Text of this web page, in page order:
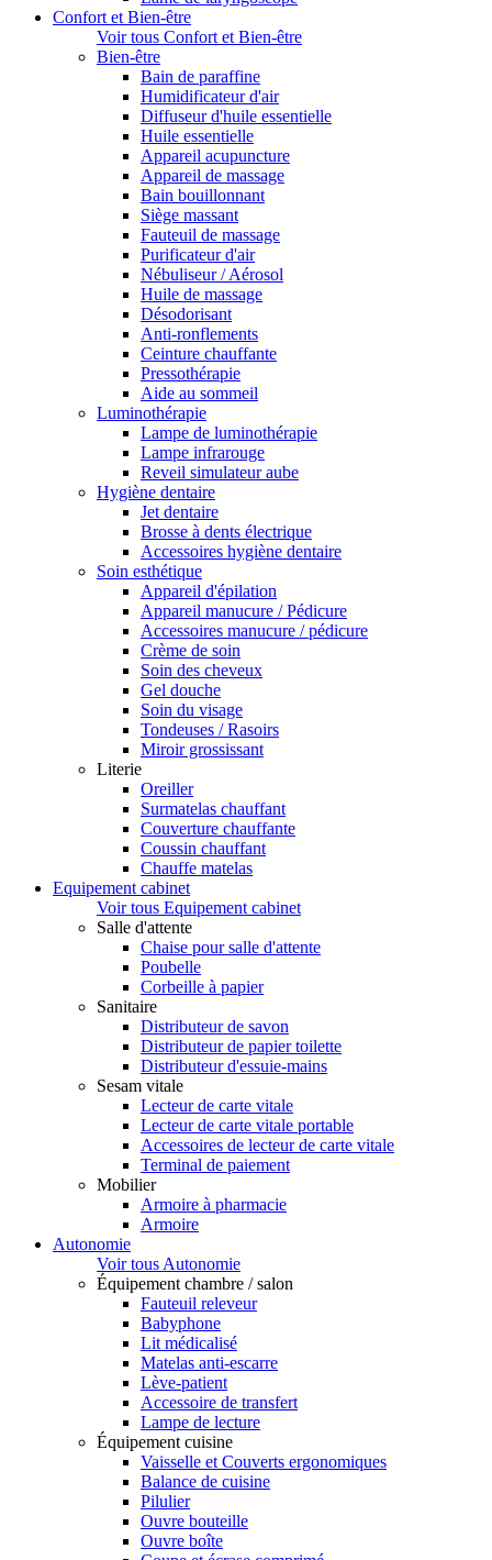
Confort et Bien-être
Voir tous Confort et Bien-être
Bien-être
Bain de paraffine
Humidificateur d'air
Diffuseur d'huile essentielle
Huile essentielle
Appareil acupuncture
Appareil de massage
Bain bouillonnant
Siège massant
Fauteuil de massage
Purificateur d'air
Nébuliseur / Aérosol
Huile de massage
Désodorisant
Anti-ronflements
Ceinture chauffante
Pressothérapie
Aide au sommeil
Luminothérapie
Lampe de luminothérapie
Lampe infrarouge
Reveil simulateur aube
Hygiène dentaire
Jet dentaire
Brosse à dents électrique
Accessoires hygiène dentaire
Soin esthétique
Appareil d'épilation
Appareil manucure / Pédicure
Accessoires manucure / pédicure
Crème de soin
Soin des cheveux
Gel douche
Soin du visage
Tondeuses / Rasoirs
Miroir grossissant
Literie
Oreiller
Surmatelas chauffant
Couverture chauffante
Coussin chauffant
Chauffe matelas
Equipement cabinet
Voir tous Equipement cabinet
Salle d'attente
Chaise pour salle d'attente
Poubelle
Corbeille à papier
Sanitaire
Distributeur de savon
Distributeur de papier toilette
Distributeur d'essuie-mains
Sesam vitale
Lecteur de carte vitale
Lecteur de carte vitale portable
Accessoires de lecteur de carte vitale
Terminal de paiement
Mobilier
Armoire à pharmacie
Armoire
Autonomie
Voir tous Autonomie
Équipement chambre / salon
Fauteuil releveur
Babyphone
Lit médicalisé
Matelas anti-escarre
Lève-patient
Accessoire de transfert
Lampe de lecture
Équipement cuisine
Vaisselle et Couverts ergonomiques
Balance de cuisine
Pilulier
Ouvre bouteille
Ouvre boîte